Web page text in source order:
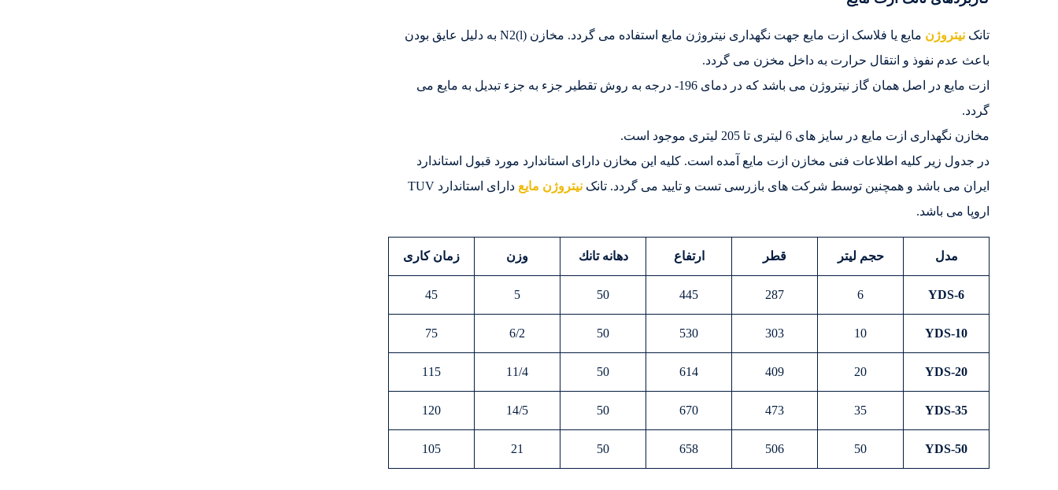
تانک نیتروژن
مایع یا فلاسک ازت مایع جهت نگهداری نیتروژن مایع استفاده می گردد. مخازن N2(l) به دلیل عایق بودن
باعث عدم نفوذ و انتقال حرارت به داخل مخزن می گردد.
ازت مایع در اصل همان گاز نیتروژن می باشد که در دمای 196- درجه به روش تقطیر جزء به جزء تبدیل به مایع می
گردد.
مخازن نگهداری ازت مایع در سایز های 6 لیتری تا 205 لیتری موجود است.
در جدول زیر کلیه اطلاعات فنی مخازن ازت مایع آمده است. کلیه این مخازن دارای استاندارد مورد قبول استاندارد
ایران می باشد و همچنین توسط شرکت های بازرسی تست و تایید می گردد. تانک نیتروژن مایع
دارای استاندارد TUV
اروپا می باشد.
مدل حجم ليتر قطر ارتفاع دهانه تانك وزن زمان كاری
YDS-6
6
287
445
50
5
45
YDS-10
10
303
530
50
6/2
75
YDS-20
20
409
614
50
11/4
115
YDS-35
35
473
670
50
14/5
120
YDS-50
50
506
658
50
21
105